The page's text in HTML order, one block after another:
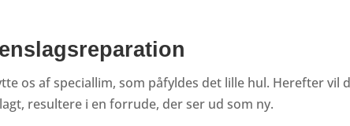
os af speciallim, som påfyldes det lille hul. Herefter
resultere i en forrude, der ser ud som ny.